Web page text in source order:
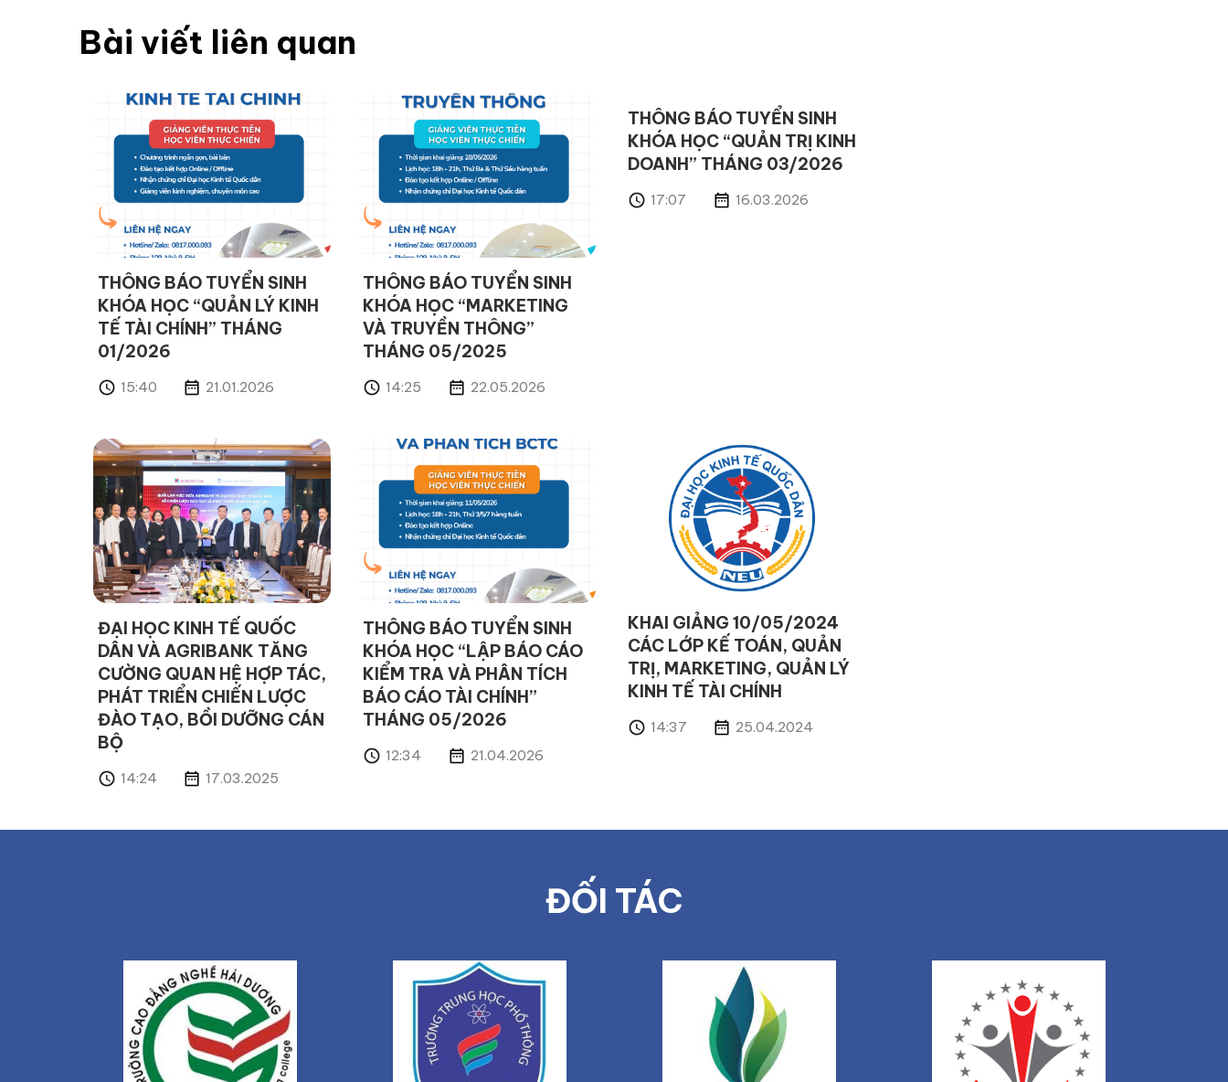
Bài viết liên quan
THÔNG BÁO TUYỂN SINH
KHÓA HỌC “QUẢN LÝ KINH
TẾ TÀI CHÍNH” THÁNG
01/2026
15:40 21.01.2026
THÔNG BÁO TUYỂN SINH
KHÓA HỌC “MARKETING
VÀ TRUYỀN THÔNG”
THÁNG 05/2025
14:25 22.05.2026
THÔNG BÁO TUYỂN SINH
KHÓA HỌC “QUẢN TRỊ KINH
DOANH” THÁNG 03/2026
17:07 16.03.2026
ĐẠI HỌC KINH TẾ QUỐC
DÂN VÀ AGRIBANK TĂNG
CƯỜNG QUAN HỆ HỢP TÁC,
PHÁT TRIỂN CHIẾN LƯỢC
ĐÀO TẠO, BỒI DƯỠNG CÁN
BỘ
14:24 17.03.2025
THÔNG BÁO TUYỂN SINH
KHÓA HỌC “LẬP BÁO CÁO
KIỂM TRA VÀ PHÂN TÍCH
BÁO CÁO TÀI CHÍNH”
THÁNG 05/2026
12:34 21.04.2026
KHAI GIẢNG 10/05/2024
CÁC LỚP KẾ TOÁN, QUẢN
TRỊ, MARKETING, QUẢN LÝ
KINH TẾ TÀI CHÍNH
14:37 25.04.2024
ĐỐI TÁC